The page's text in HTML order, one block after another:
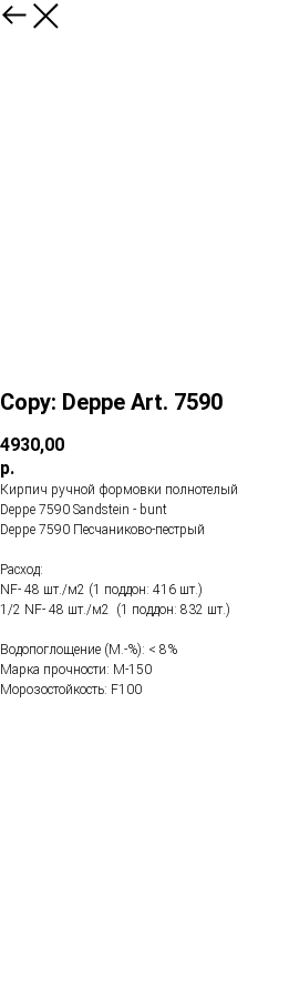
Copy: Deppe Art. 7590
4930,00
р.
Кирпич ручной формовки полнотелый
Deppe 7590 Sandstein - bunt
Deppe 7590 Песчаниково-пестрый
Расход:
NF- 48 шт./м2 (1 поддон: 416 шт.)
1/2 NF- 48 шт./м2 (1 поддон: 832 шт.)
Водопоглощение (M.-%): < 8%
Марка прочности: М-150
Морозостойкость: F100